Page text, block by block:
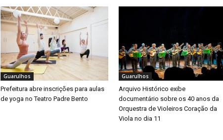
Guarulhos
Prefeitura abre inscrições para aulas
de yoga no Teatro Padre Bento
Guarulhos
Arquivo Histórico exibe
documentário sobre os 40 anos da
Orquestra de Violeiros Coração da
Viola no dia 11